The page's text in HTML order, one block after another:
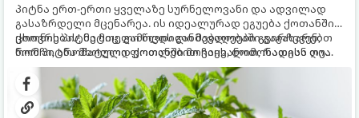
პიტნა ერთ-ერთი ყველაზე სურნელოვანი და ადვილად
გასაზრდელი მცენარეა. ის იდეალურად ეგუება ქოთანში
ცხოვრებას, მეტიც, გამოცდილი მებაღეები გვირჩევენ,
რომ პიტნა მხოლოდ ქოთანში მოვიყვანოთ, რადგან ღია
გრუნტში (ბაღში) დარგვისას ის ფესვებით ძალიან
სწრაფად ვრცელდება და სხვა მცენარეებს ავიწროებს.
ქოთნის პიტნა მთელი წლის განმავლობაში გაგახარებთ
ნორჩი, არომატული ფოთლებით ჩაის, ლიმონათისა თუ
კერძებისთვის.